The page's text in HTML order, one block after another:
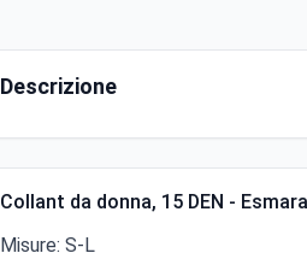
Descrizione
Collant da donna, 15 DEN - Esmara
Misure: S-L